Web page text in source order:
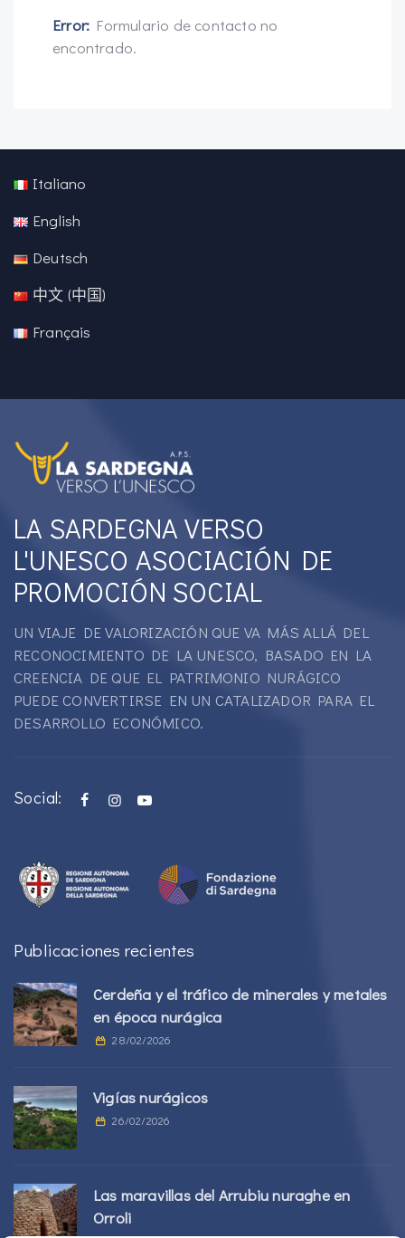
Error: Formulario de contacto no
encontrado.
Italiano
English
Deutsch
中文 (中国)
Français
LA SARDEGNA VERSO
L'UNESCO ASOCIACIÓN DE
PROMOCIÓN SOCIAL
UN VIAJE DE VALORIZACIÓN QUE VA MÁS ALLÁ DEL
RECONOCIMIENTO DE LA UNESCO, BASADO EN LA
CREENCIA DE QUE EL PATRIMONIO NURÁGICO
PUEDE CONVERTIRSE EN UN CATALIZADOR PARA EL
DESARROLLO ECONÓMICO.
Social:
Publicaciones recientes
Cerdeña y el tráfico de minerales y metales
en época nurágica
28/02/2026
Vigías nurágicos
26/02/2026
Las maravillas del Arrubiu nuraghe en
Orroli